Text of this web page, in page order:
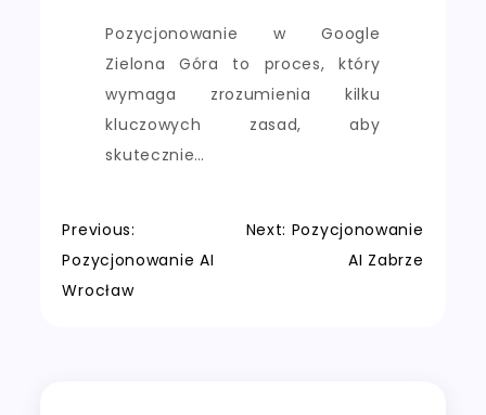
Pozycjonowanie w Google
Zielona Góra to proces, który
wymaga zrozumienia kilku
kluczowych zasad, aby
skutecznie…
Nawigacja
wpisu
Previous:
Pozycjonowanie AI
Wrocław
Next: Pozycjonowanie
AI Zabrze